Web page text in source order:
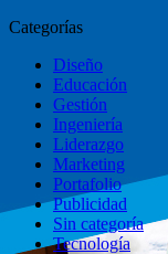
Categorías
Diseño
Educación
Gestión
Ingeniería
Liderazgo
Marketing
Portafolio
Publicidad
Sin categoría
Tecnología